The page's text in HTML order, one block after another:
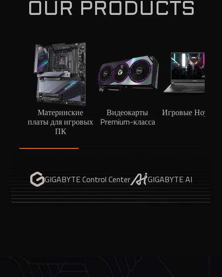
OUR PRODUCTS
Материнские
платы для игровых
ПК
Видеокарты
Premium-класса
Игровые
GIGABYTE Control Center GIGABYTE AI